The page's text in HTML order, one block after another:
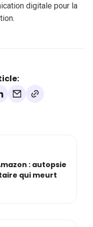
digitale pour la
: autopsie
qui meurt